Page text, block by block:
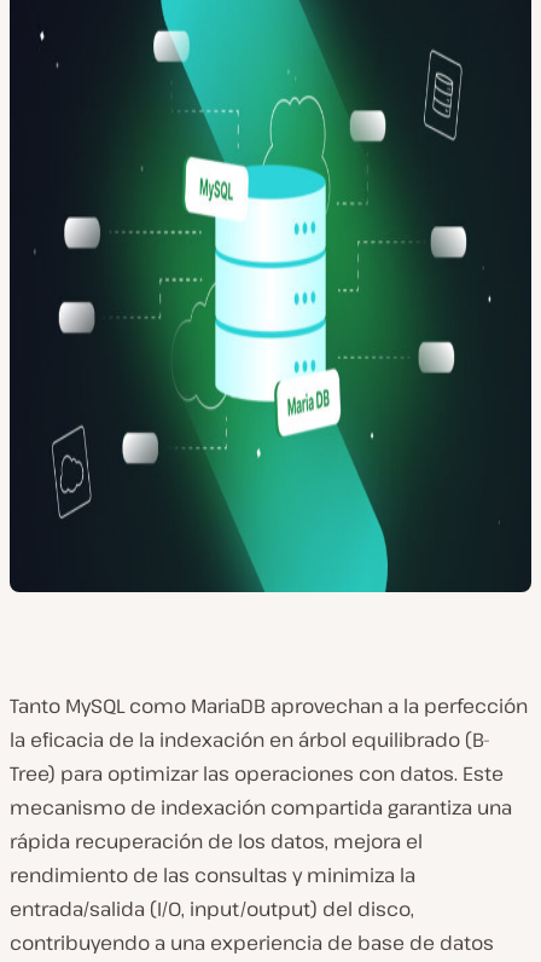
Tanto MySQL como MariaDB aprovechan a la perfección
la eficacia de la indexación en árbol equilibrado (B-
Tree) para optimizar las operaciones con datos. Este
mecanismo de indexación compartida garantiza una
rápida recuperación de los datos, mejora el
rendimiento de las consultas y minimiza la
entrada/salida (I/O, input/output) del disco,
contribuyendo a una experiencia de base de datos